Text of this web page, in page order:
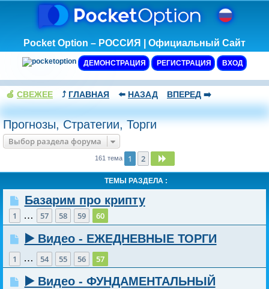
Pocket Option – РОССИЯ | Официальный Сайт
ДЕМОНСТРАЦИЯ РЕГИСТРАЦИЯ ВХОД
🍏 СВЕЖЕЕ ⤴️ ГЛАВНАЯ ⬅️ НАЗАД ВПЕРЕД ➡️
Прогнозы, Стратегии, Торги
Выбор раздела форума
161 тема 1 2
ТЕМЫ РАЗДЕЛА :
Базарим про крипту
1 … 57 58 59 60
▶️ Видео - ЕЖЕДНЕВНЫЕ ТОРГИ
1 … 54 55 56 57
▶️ Видео - ФУНДАМЕНТАЛЬНЫЙ